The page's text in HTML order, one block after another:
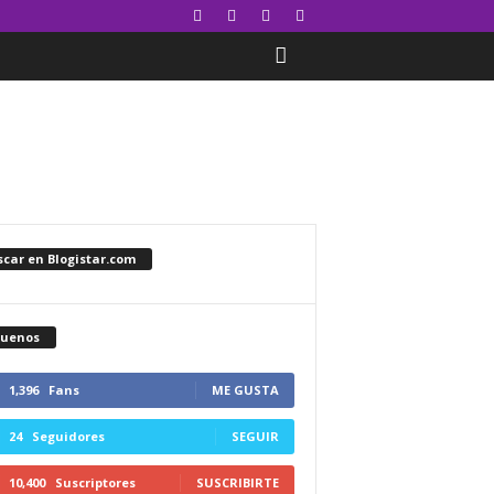
en Blogistar.com
1,396 Fans ME GUSTA
24 Seguidores SEGUIR
10,400 Suscriptores SUSCRIBIRTE